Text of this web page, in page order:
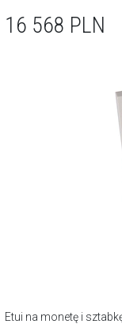
16 568 PLN
Etui na monetę i